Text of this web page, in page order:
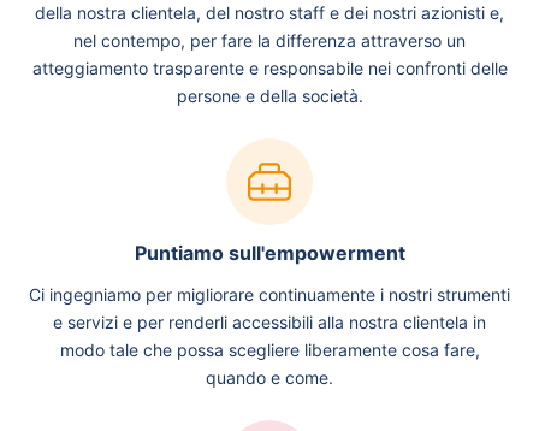
della nostra clientela, del nostro staff e dei nostri azionisti e,
nel contempo, per fare la differenza attraverso un
atteggiamento trasparente e responsabile nei confronti delle
persone e della società.
Puntiamo sull'empowerment
Ci ingegniamo per migliorare continuamente i nostri strumenti
e servizi e per renderli accessibili alla nostra clientela in
modo tale che possa scegliere liberamente cosa fare,
quando e come.